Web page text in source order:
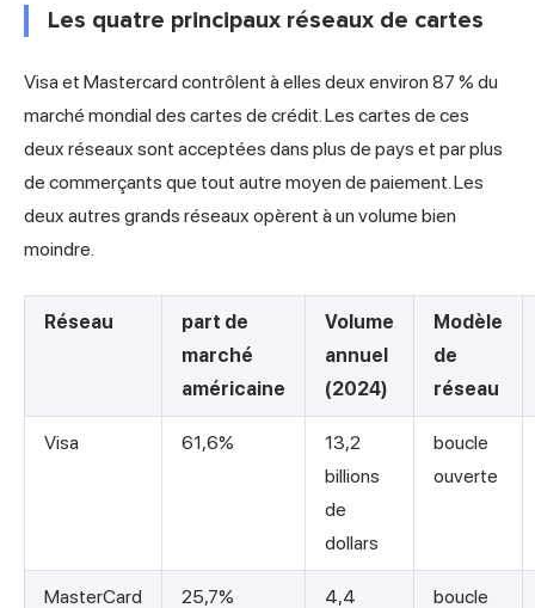
Les quatre principaux réseaux de cartes
Visa et Mastercard contrôlent à elles deux environ 87 % du
marché mondial des cartes de crédit. Les cartes de ces
deux réseaux sont acceptées dans plus de pays et par plus
de commerçants que tout autre moyen de paiement. Les
deux autres grands réseaux opèrent à un volume bien
moindre.
Réseau
part de
marché
américaine
Volume
annuel
(2024)
Modèle
de
réseau
Visa 61,6%
13,2
billions
de
dollars
boucle
ouverte
MasterCard 25,7%
4,4
boucle